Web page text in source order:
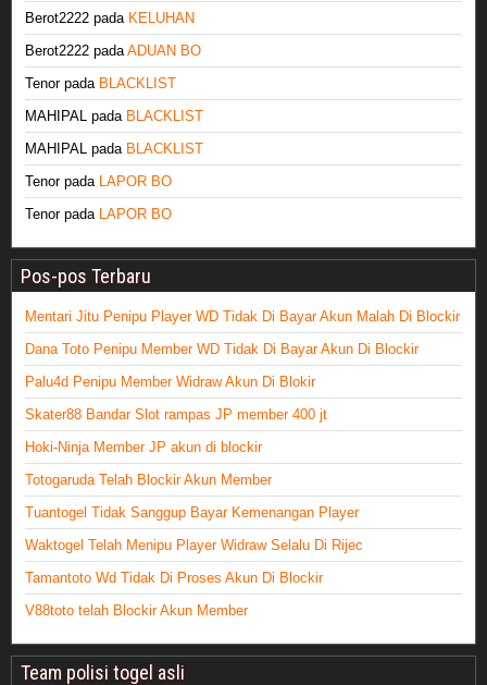
Berot2222 pada KELUHAN
Berot2222 pada ADUAN BO
Tenorpada BLACKLIST
MAHIPAL pada BLACKLIST
MAHIPAL pada BLACKLIST
Tenorpada LAPOR BO
Tenorpada LAPOR BO
Pos-pos Terbaru
Mentari Jitu Penipu Player WD Tidak Di Bayar Akun Malah Di Blockir
Dana Toto Penipu Member WD Tidak Di Bayar Akun Di Blockir
Palu4d Penipu Member Widraw Akun Di Blokir
Skater88 Bandar Slot rampas JP member 400 jt
Hoki-Ninja Member JP akun di blockir
Totogaruda Telah Blockir Akun Member
Tuantogel Tidak Sanggup Bayar Kemenangan Player
Waktogel Telah Menipu Player Widraw Selalu Di Rijec
Tamantoto Wd Tidak Di Proses Akun Di Blockir
V88toto telah Blockir Akun Member
Team polisi togel asli